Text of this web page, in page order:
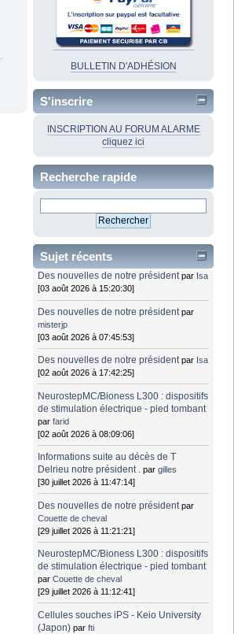
BULLETIN D'ADHÉSION
S'inscrire
INSCRIPTION AU FORUM ALARME
cliquez ici
Recherche rapide
Sujet récents
Des nouvelles de notre président par Isa
[03 août 2026 à 15:20:30]
Des nouvelles de notre président par
misterjp
[03 août 2026 à 07:45:53]
Des nouvelles de notre président par Isa
[02 août 2026 à 17:42:25]
NeurostepMC/Bioness L300 : dispositifs
de stimulation électrique - pied tombant
parfarid
[02 août 2026 à 08:09:06]
Informations suite au décès de T
Delrieu notre président . pargilles
[30 juillet 2026 à 11:47:14]
Des nouvelles de notre président par
Couette de cheval
[29 juillet 2026 à 11:21:21]
NeurostepMC/Bioness L300 : dispositifs
de stimulation électrique - pied tombant
parCouette de cheval
[29 juillet 2026 à 11:12:41]
Cellules souches iPS - Keio University
(Japon) parfti